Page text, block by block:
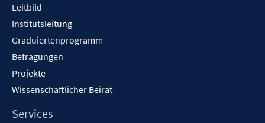
Leitbild
Institutsleitung
Graduiertenprogramm
Befragungen
Projekte
Wissenschaftlicher Beirat
Services